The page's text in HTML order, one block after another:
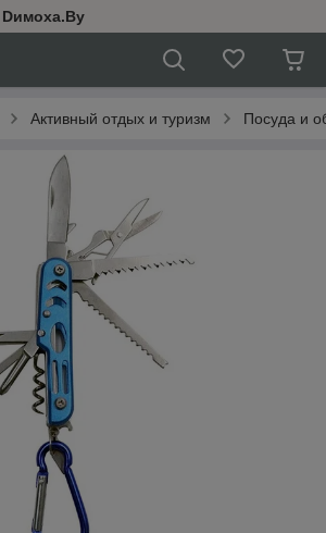
Dимoхa.By
Активный отдых и туризм Посуда и